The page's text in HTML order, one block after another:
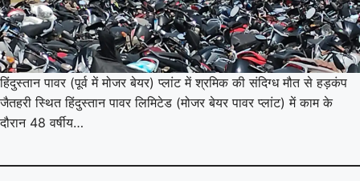
हिंदुस्तान पावर (पूर्व में मोजर बेयर) प्लांट में श्रमिक की संदिग्ध मौत से हड़कंप
जैतहरी स्थित हिंदुस्तान पावर लिमिटेड (मोजर बेयर पावर प्लांट) में काम के
दौरान 48 वर्षीय…